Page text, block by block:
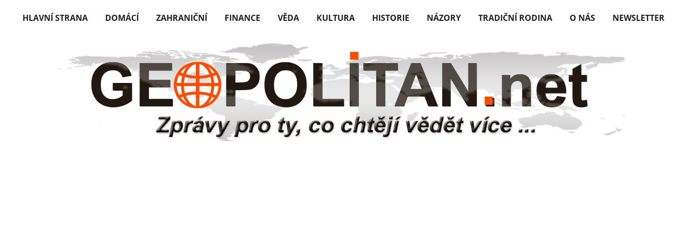
HLAVNÍ STRANA DOMÁCÍ ZAHRANIČNÍ FINANCE VĚDA KULTURA HISTORIE NÁZORY TRADIČNÍ RODINA O NÁS NEWSLETTER